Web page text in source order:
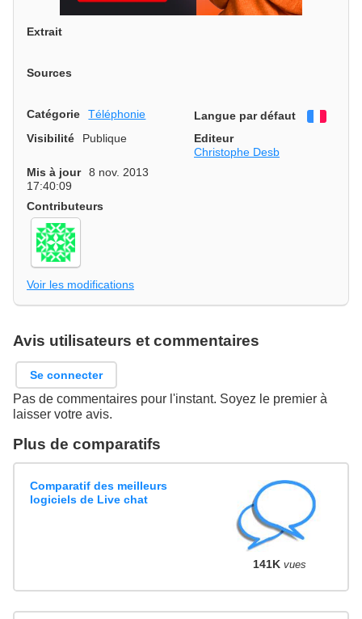
Extrait
Sources
Catégorie Téléphonie Langue par défaut
Visibilité
Publique
Editeur
Christophe Desb
Mis à jour
8 nov. 2013
17:40:09
Contributeurs
Voir les modifications
Avis utilisateurs et commentaires
Se connecter
Pas de commentaires pour l'instant. Soyez le premier à
laisser votre avis.
Plus de comparatifs
Comparatif des meilleurs
logiciels de Live chat
141K vues